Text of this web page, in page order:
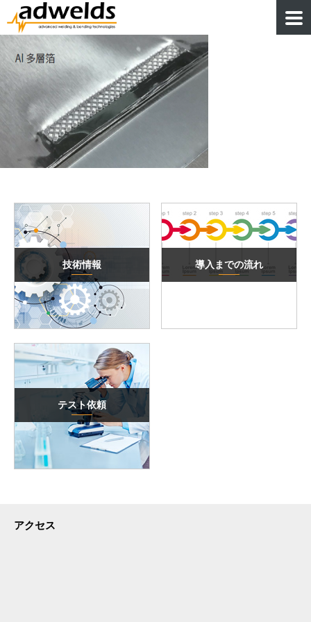
技術情報 導入までの流れ
テスト依頼
アクセス